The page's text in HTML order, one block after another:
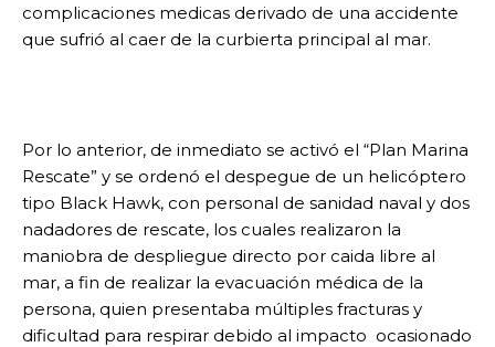
complicaciones medicas derivado de una accidente
que sufrió al caer de la curbierta principal al mar.
Por lo anterior, de inmediato se activó el “Plan Marina
Rescate” y se ordenó el despegue de un helicóptero
tipo Black Hawk, con personal de sanidad naval y dos
nadadores de rescate, los cuales realizaron la
maniobra de despliegue directo por caida libre al
mar, a fin de realizar la evacuación médica de la
persona, quien presentaba múltiples fracturas y
dificultad para respirar debido al impacto ocasionado